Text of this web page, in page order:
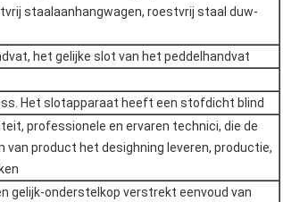
staalaanhangwagen, roestvrij staal duw-
het gelijke slot van het peddelhandvat
Het slotapparaat heeft een stofdicht blind
professionele en ervaren technici, die de
van product het desighning leveren, productie,
gelijk-onderstelkop verstrekt eenvoud van